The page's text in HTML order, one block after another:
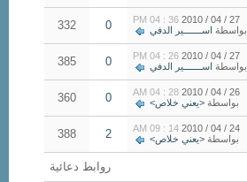
27 / 04 / 2010
36 : 04 PM
بواسطة اســـــــير الدفي 0
332
27 / 04 / 2010
26 : 04 PM
بواسطة اســـــــير الدفي 0
385
26 / 04 / 2010
28 : 04 AM
بواسطة <يعني خلاص> 0
360
24 / 04 / 2010
14 : 09 AM
بواسطة <يعني خلاص> 2
388
روابط دعائية